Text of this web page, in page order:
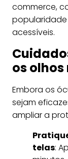
commerce,
acessíveis.
os
Embora os
sejam
ampliar a
telas: